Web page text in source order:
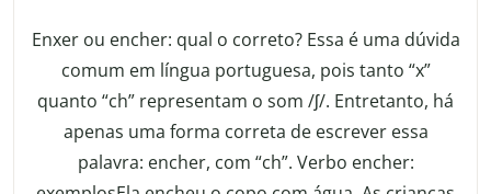
Enxer ou encher: qual o correto? Essa é uma dúvida
comum em língua portuguesa, pois tanto “x”
quanto “ch” representam o som /ʃ/. Entretanto, há
apenas uma forma correta de escrever essa
palavra: encher, com “ch”. Verbo encher: